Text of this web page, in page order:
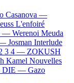
Casanova —
L'enfoiré
— Werenoi Meuda
— Josman Interlude
3 4 — ZOKUSH
Kamel Nouvelles
DIE — Gazo